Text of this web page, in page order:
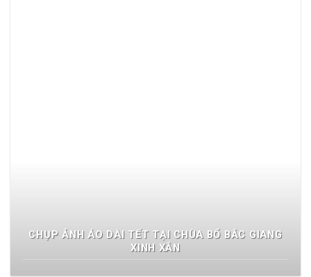
CHỤP ẢNH ÁO DÀI TẾT TẠI CHÙA BỔ BẮC GIANG
XINH XẮN